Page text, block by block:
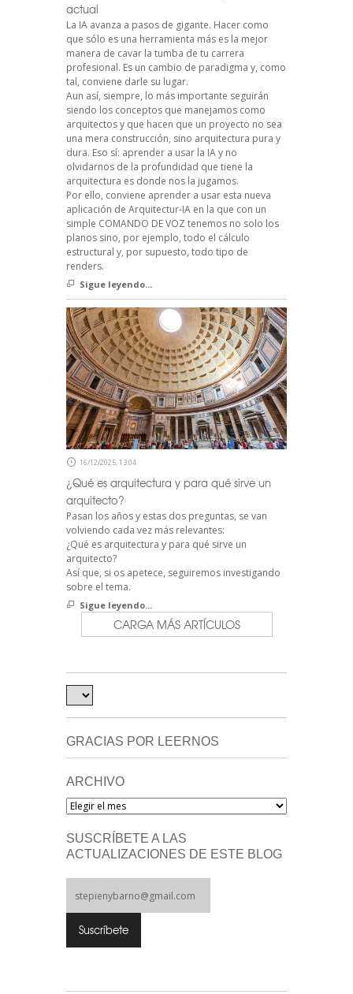
actual
La IA avanza a pasos de gigante. Hacer como
que sólo es una herramienta más es la mejor
manera de cavar la tumba de tu carrera
profesional. Es un cambio de paradigma y, como
tal, conviene darle su lugar.
Aun así, siempre, lo más importante seguirán
siendo los conceptos que manejamos como
arquitectos y que hacen que un proyecto no sea
una mera construcción, sino arquitectura pura y
dura. Eso sí: aprender a usar la IA y no
olvidarnos de la profundidad que tiene la
arquitectura es donde nos la jugamos.
Por ello, conviene aprender a usar esta nueva
aplicación de Arquitectur-IA en la que con un
simple COMANDO DE VOZ tenemos no solo los
planos sino, por ejemplo, todo el cálculo
estructural y, por supuesto, todo tipo de
renders.
Sigue leyendo...
16/12/2025, 13:04
¿Qué es arquitectura y para qué sirve un
arquitecto?
Pasan los años y estas dos preguntas, se van
volviendo cada vez más relevantes:
¿Qué es arquitectura y para qué sirve un
arquitecto?
Así que, si os apetece, seguiremos investigando
sobre el tema.
Sigue leyendo...
CARGA MÁS ARTÍCULOS
GRACIAS POR LEERNOS
ARCHIVO
Archivo
SUSCRÍBETE A LAS
ACTUALIZACIONES DE ESTE BLOG